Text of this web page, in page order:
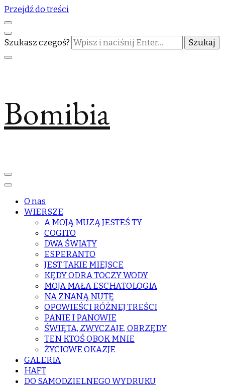
Przejdź do treści
Szukasz czegoś?
Bomibia
O nas
WIERSZE
A MOJĄ MUZĄ JESTEŚ TY
COGITO
DWA ŚWIATY
ESPERANTO
JEST TAKIE MIEJSCE
KĘDY ODRA TOCZY WODY
MOJA MAŁA ESCHATOLOGIA
NA ZNANĄ NUTĘ
OPOWIEŚCI RÓŻNEJ TREŚCI
PANIE I PANOWIE
ŚWIĘTA, ZWYCZAJE, OBRZĘDY
TEN KTOŚ OBOK MNIE
ŻYCIOWE OKAZJE
GALERIA
HAFT
DO SAMODZIELNEGO WYDRUKU